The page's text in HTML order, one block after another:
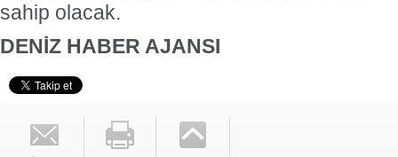
sahip olacak.
DENİZ HABER AJANSI